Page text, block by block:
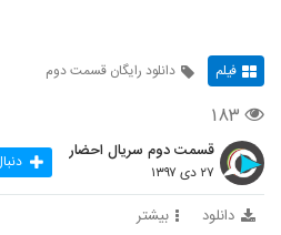
فیلم دانلود رایگان قسمت دوم
۱۸۳
قسمت دوم سریال احضار
۲۷ دی ۱۳۹۷
دانلود بیشتر